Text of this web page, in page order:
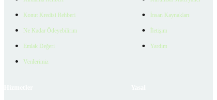
Konut Kredisi Rehberi
Ne Kadar Ödeyebilirim
Emlak Değeri
Verilerimiz
İnsan Kaynakları
İletişim
Yardım